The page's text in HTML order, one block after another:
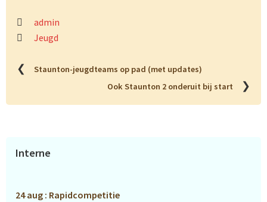
admin
Jeugd
❮
Staunton-jeugdteams op pad (met updates)
Ook Staunton 2 onderuit bij start
❯
Primaire
Interne
24 aug : Rapidcompetitie